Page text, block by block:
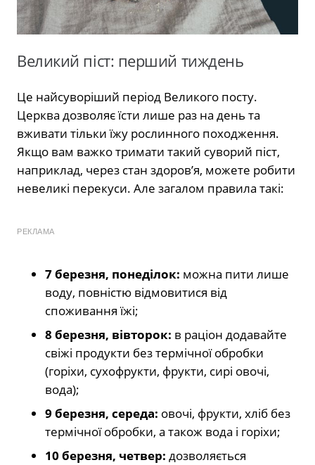
Великий піст: перший тиждень
Це найсуворіший період Великого посту.
Церква дозволяє їсти лише раз на день та
вживати тільки їжу рослинного походження.
Якщо вам важко тримати такий суворий піст,
наприклад, через стан здоров’я, можете робити
невеликі перекуси. Але загалом правила такі:
РЕКЛАМА
7 березня, понеділок: можна пити лише
воду, повністю відмовитися від
споживання їжі;
8 березня, вівторок: в раціон додавайте
свіжі продукти без термічної обробки
(горіхи, сухофрукти, фрукти, сирі овочі,
вода);
9 березня, середа: овочі, фрукти, хліб без
термічної обробки, а також вода і горіхи;
10 березня, четвер: дозволяється